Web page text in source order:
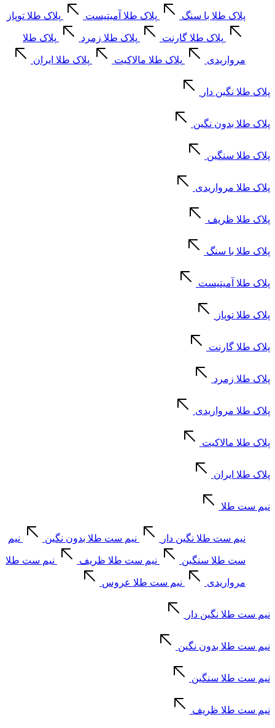
پلاک طلا با سنگ پلاک طلا آمیتیست پلاک طلا توپاز
پلاک طلا گارنت پلاک طلا زمرد پلاک طلا
مرواریدی پلاک طلا مالاکیت پلاک طلا ایران
پلاک طلا نگین دار
پلاک طلا بدون نگین
پلاک طلا سنگین
پلاک طلا مرواریدی
پلاک طلا ظریف
پلاک طلا با سنگ
پلاک طلا آمیتیست
پلاک طلا توپاز
پلاک طلا گارنت
پلاک طلا زمرد
پلاک طلا مرواریدی
پلاک طلا مالاکیت
پلاک طلا ایران
نیم ست طلا
نیم ست طلا نگین دار نیم ست طلا بدون نگین نیم
ست طلا سنگین نیم ست طلا ظریف نیم ست طلا
مرواریدی نیم ست طلا عروس
نیم ست طلا نگین دار
نیم ست طلا بدون نگین
نیم ست طلا سنگین
نیم ست طلا ظریف